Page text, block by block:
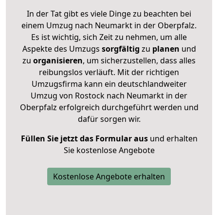
In der Tat gibt es viele Dinge zu beachten bei
einem Umzug nach Neumarkt in der Oberpfalz.
Es ist wichtig, sich Zeit zu nehmen, um alle
Aspekte des Umzugs sorgfältig zu planen und
zu organisieren, um sicherzustellen, dass alles
reibungslos verläuft. Mit der richtigen
Umzugsfirma kann ein deutschlandweiter
Umzug von Rostock nach Neumarkt in der
Oberpfalz erfolgreich durchgeführt werden und
dafür sorgen wir.
Füllen Sie jetzt das Formular ausund erhalten
Sie kostenlose Angebote
Kostenlose Angebote erhalten